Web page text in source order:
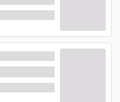
این هتل 3
محروم است. زیرا
همایش، رستوران